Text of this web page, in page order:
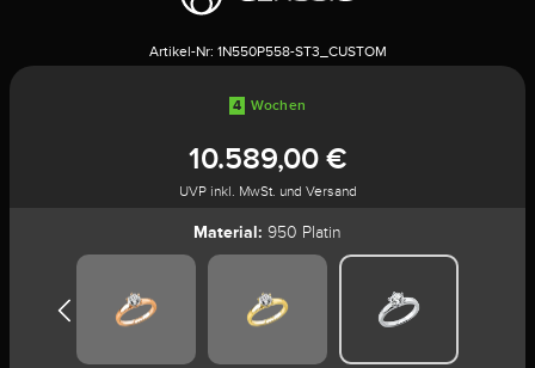
Artikel-Nr: 1N550P558-ST3_CUSTOM
4 Wochen
10.589,00 €
UVP inkl. MwSt. und Versand
Material: 950 Platin